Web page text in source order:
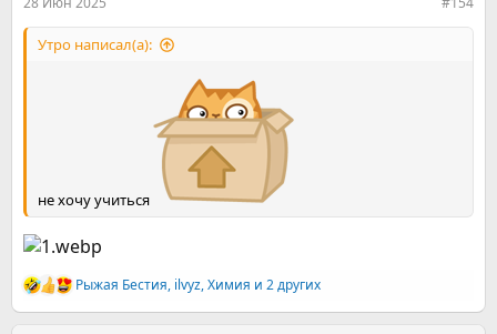
Утро написал(а):
не хочу учиться
Р
е
Рыжая Бестия, ilvyz,Химия и 2 других